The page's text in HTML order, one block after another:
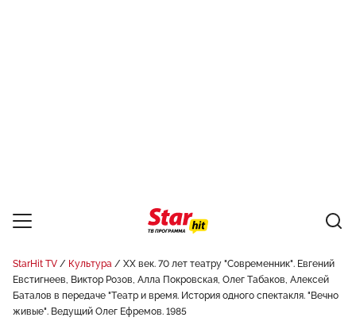
StarHit TV Культура
ХX век. 70 лет театру "Современник". Евгений
Евстигнеев, Виктор Розов, Алла Покровская, Олег Табаков, Алексей
Баталов в передаче "Театр и время. История одного спектакля. "Вечно
живые". Ведущий Олег Ефремов. 1985